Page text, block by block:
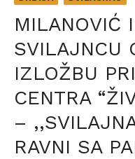
MILANOVIĆ
SVILAJNCU
IZLOŽBU
CENTRA
–
RAVNI SA